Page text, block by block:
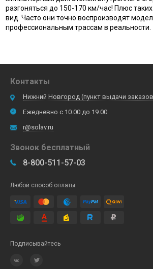
разгоняться до 150-170 км/час! Плюс
вид. Часто они точно воспроизводят
профессиональным трассам в реальности.
Контакты
Нижний Новгород (пункт выдачи
Ежедневно с 10.00 до 19.00
r@solav.ru
Звонок бесплатный
8-800-511-57-03
Любой способ оплаты
Подписывайтесь